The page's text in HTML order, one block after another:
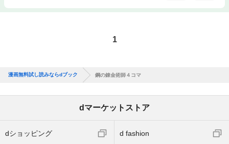
1
漫画無料試し読みならdブック 鋼の錬金術師４コマ
dマーケットストア
dショッピング d fashion